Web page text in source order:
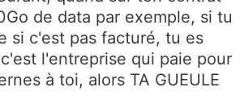
de data par exemple, si tu
si c'est pas facturé, tu es
l'entreprise qui paie pour
à toi, alors TA GUEULE